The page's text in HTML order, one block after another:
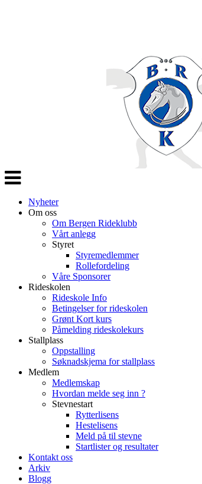
Veksle
navigasjon
Nyheter
Om oss
Om Bergen Rideklubb
Vårt anlegg
Styret
Styremedlemmer
Rollefordeling
Våre Sponsorer
Rideskolen
Rideskole Info
Betingelser for rideskolen
Grønt Kort kurs
Påmelding rideskolekurs
Stallplass
Oppstalling
Søknadskjema for stallplass
Medlem
Medlemskap
Hvordan melde seg inn ?
Stevnestart
Rytterlisens
Hestelisens
Meld på til stevne
Startlister og resultater
Kontakt oss
Arkiv
Blogg